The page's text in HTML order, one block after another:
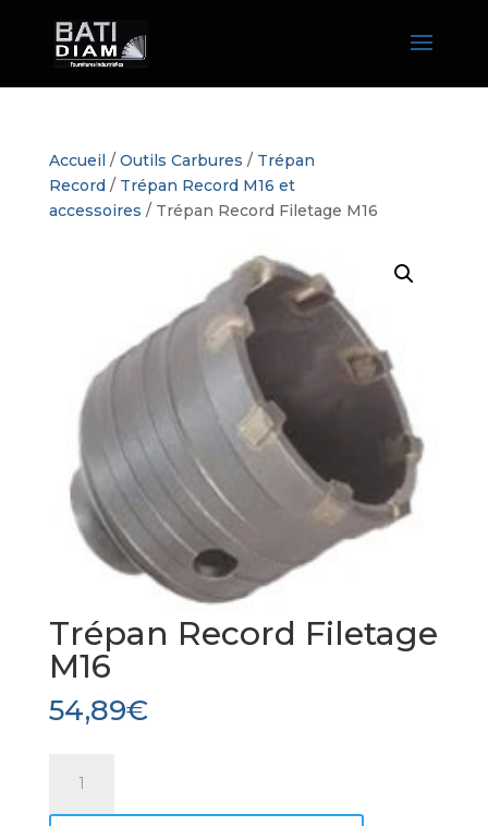
Accueil / Outils Carbures / Trépan
Record/ Trépan Record M16 et
accessoires / Trépan Record Filetage M16
Trépan Record Filetage
M16
54,89€
Trépan